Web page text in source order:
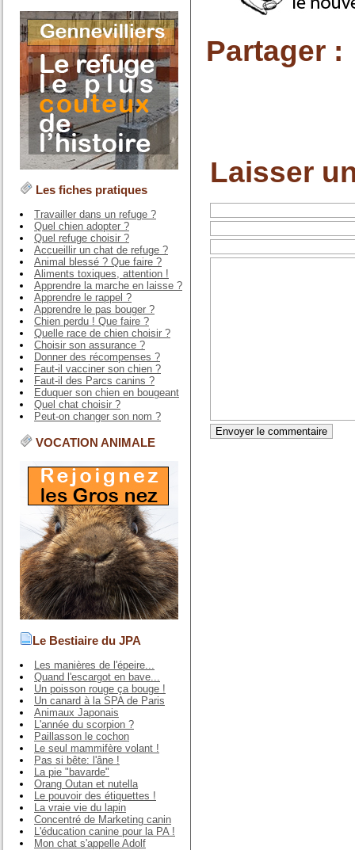
Les fiches pratiques
Travailler dans un refuge ?
Quel chien adopter ?
Quel refuge choisir ?
Accueillir un chat de refuge ?
Animal blessé ? Que faire ?
Aliments toxiques, attention !
Apprendre la marche en laisse ?
Apprendre le rappel ?
Apprendre le pas bouger ?
Chien perdu ! Que faire ?
Quelle race de chien choisir ?
Choisir son assurance ?
Donner des récompenses ?
Faut-il vacciner son chien ?
Faut-il des Parcs canins ?
Eduquer son chien en bougeant
Quel chat choisir ?
Peut-on changer son nom ?
VOCATION ANIMALE
Le Bestiaire du JPA
Les manières de l'épeire...
Quand l'escargot en bave...
Un poisson rouge ça bouge !
Un canard à la SPA de Paris
Animaux Japonais
L'année du scorpion ?
Paillasson le cochon
Le seul mammifère volant !
Pas si bête: l'âne !
La pie "bavarde"
Orang Outan et nutella
Le pouvoir des étiquettes !
La vraie vie du lapin
Concentré de Marketing canin
L'éducation canine pour la PA !
Mon chat s'appelle Adolf
Partager :
Laisser